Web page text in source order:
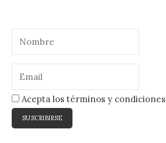
Acepta los términos y condiciones